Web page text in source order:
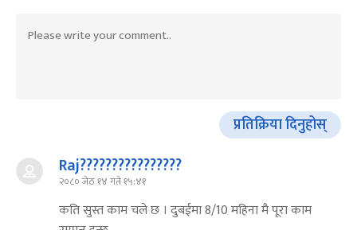
प्रतिक्रिया दिनुहोस्
Raj????????????????
२०८० जेठ १४ गते १५:४१
कति सुस्त काम चले छ । दुबईमा 8/10 महिना मै पूरा काम